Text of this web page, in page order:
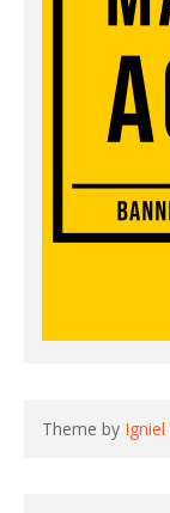
Theme by Igniel